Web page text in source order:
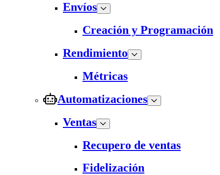
Envíos
Creación y Programación
Rendimiento
Métricas
Automatizaciones
Ventas
Recupero de ventas
Fidelización